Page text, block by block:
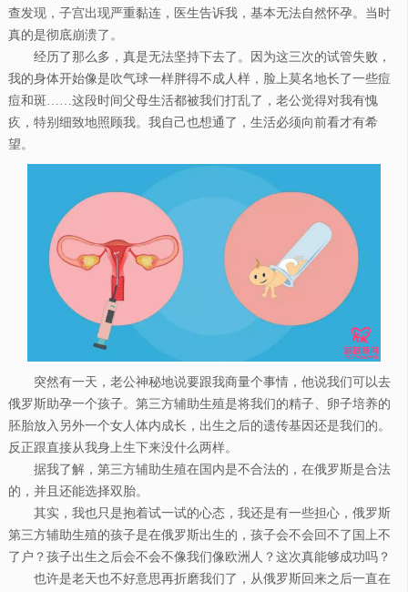
查发现，子宫出现严重黏连，医生告诉我，基本无法自然怀孕。当时
真的是彻底崩溃了。
经历了那么多，真是无法坚持下去了。因为这三次的试管失败，
我的身体开始像是吹气球一样胖得不成人样，脸上莫名地长了一些痘
痘和斑……这段时间父母生活都被我们打乱了，老公觉得对我有愧
疚，特别细致地照顾我。我自己也想通了，生活必须向前看才有希
望。
突然有一天，老公神秘地说要跟我商量个事情，他说我们可以去
俄罗斯助孕一个孩子。第三方辅助生殖是将我们的精子、卵子培养的
胚胎放入另外一个女人体内成长，出生之后的遗传基因还是我们的。
反正跟直接从我身上生下来没什么两样。
据我了解，第三方辅助生殖在国内是不合法的，在俄罗斯是合法
的，并且还能选择双胎。
其实，我也只是抱着试一试的心态，我还是有一些担心，俄罗斯
第三方辅助生殖的孩子是在俄罗斯出生的，孩子会不会回不了国上不
了户？孩子出生之后会不会不像我们像欧洲人？这次真能够成功吗？
也许是老天也不好意思再折磨我们了，从俄罗斯回来之后一直在